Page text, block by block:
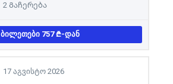
2 Გაჩერება
ᲑᲘᲚᲔᲗᲔᲑᲘ 757 -ᲓᲐᲜ
17 აგვისტო 2026